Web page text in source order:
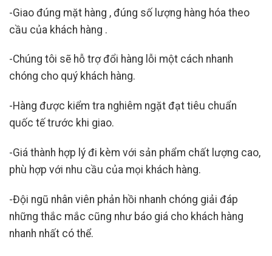
-Giao đúng mặt hàng , đúng số lượng hàng hóa theo
cầu của khách hàng .
-Chúng tôi sẽ hỗ trợ đổi hàng lỗi một cách nhanh
chóng cho quý khách hàng.
-Hàng được kiểm tra nghiêm ngặt đạt tiêu chuẩn
quốc tế trước khi giao.
-Giá thành hợp lý đi kèm với sản phẩm chất lượng cao,
phù hợp với nhu cầu của mọi khách hàng.
-Đội ngũ nhân viên phản hồi nhanh chóng giải đáp
những thắc mắc cũng như báo giá cho khách hàng
nhanh nhất có thể.